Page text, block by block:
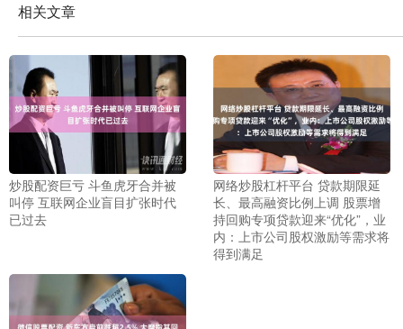
相关文章
炒股配资巨亏 斗鱼虎牙合并被
叫停 互联网企业盲目扩张时代
已过去
网络炒股杠杆平台 贷款期限延
长、最高融资比例上调 股票增
持回购专项贷款迎来“优化”，业
内：上市公司股权激励等需求将
得到满足